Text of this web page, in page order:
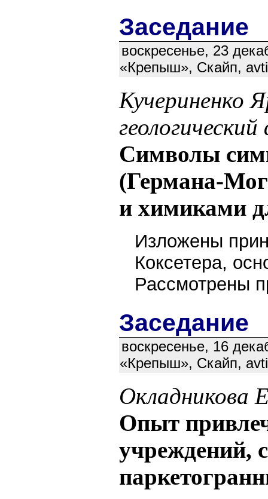
Заседание
воскресенье, 23
«Крепыш», Скайп,
Кучериненко
Символы
(Германа-
и химиками
Изложены
Коксетера,
Рассмотрены
Заседание
воскресенье, 16
«Крепыш», Скайп,
Окладникова
Опыт
учреждений,